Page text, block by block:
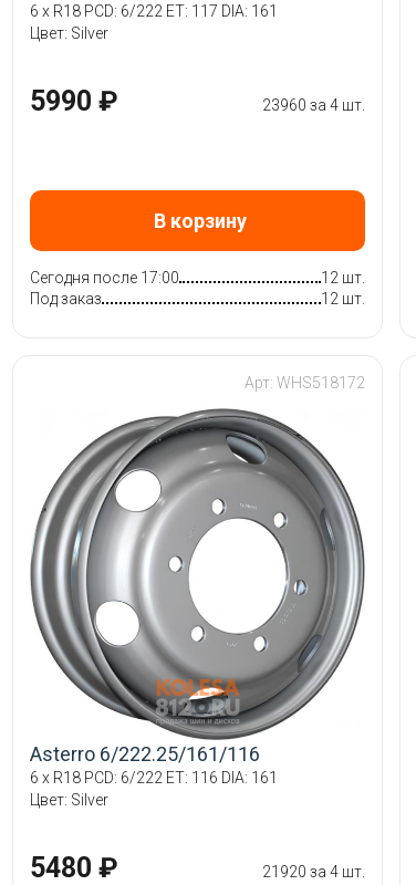
6 x R18 PCD: 6/222 ET: 117 DIA: 161
Цвет: Silver
5990 ₽ 23960 за 4 шт.
В корзину
Сегодня после 17:00
12 шт.
Под заказ
12 шт.
Арт: WHS518172
Asterro 6/222.25/161/116
6 x R18 PCD: 6/222 ET: 116 DIA: 161
Цвет: Silver
5480 ₽ 21920 за 4 шт.